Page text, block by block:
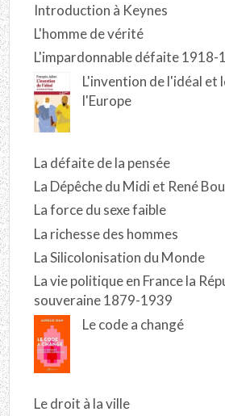
Introduction à Keynes
L'homme de vérité
L'impardonnable défaite 1918-
L'invention de l'idéal et
l'Europe
La défaite de la pensée
La Dépêche du Midi et René
La force du sexe faible
La richesse des hommes
La Silicolonisation du Monde
La vie politique en France la
souveraine 1879-1939
Le code a changé
Le droit à la ville